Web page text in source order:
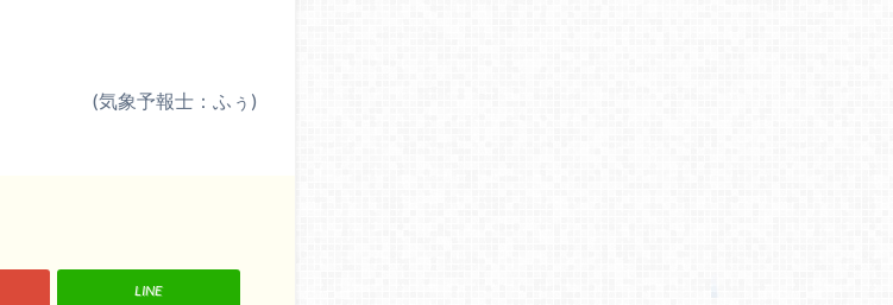
(気象予報士：ふぅ)
LINE